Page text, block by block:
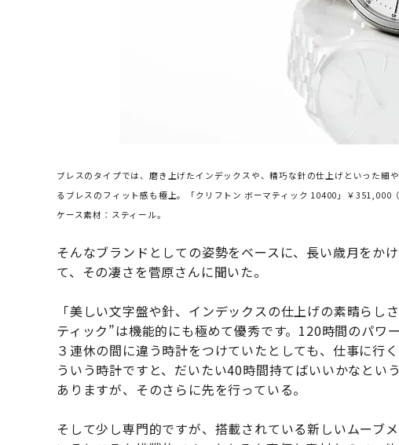
ブレスのタイプでは、磨き上げたインデックスや、精巧な針の仕上げといった細
るブレスのフィット感も極上。「クリフトン ボーマティック 10400」￥351,000
ケース素材：スティール。
そんなブランドとしての姿勢をベースに、長い歳月をか
て、その凄さを菅原さんに聞いた。
「美しい文字盤や針、インデックスの仕上げの素晴ら
ティック”は機能的にも極めて優秀です。120時間のパワ
３連休の間に違う時計をつけていたとしても、仕事に行
ういう時計ですと、だいたい40時間持てばいいかなとい
ありますが、そのさらに先を行っている。
そして少し専門的ですが、搭載されている新しいムーブ